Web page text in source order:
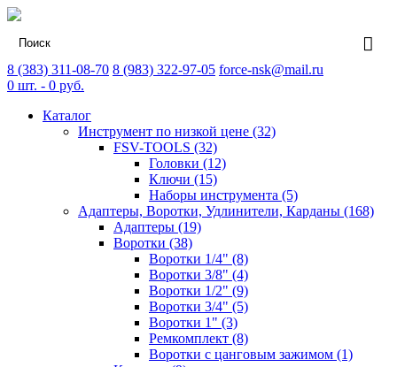
8 (383) 311-08-70 8 (983) 322-97-05 force-nsk@mail.ru
0 шт. - 0 руб.
Каталог
Инструмент по низкой цене (32)
FSV-TOOLS (32)
Головки (12)
Ключи (15)
Наборы инструмента (5)
Адаптеры, Воротки, Удлинители, Карданы (168)
Адаптеры (19)
Воротки (38)
Воротки 1/4" (8)
Воротки 3/8" (4)
Воротки 1/2" (9)
Воротки 3/4" (5)
Воротки 1" (3)
Ремкомплект (8)
Воротки с цанговым зажимом (1)